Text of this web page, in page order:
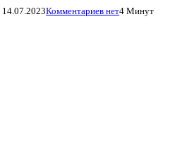
14.07.2023Комментариев нет4 Минут